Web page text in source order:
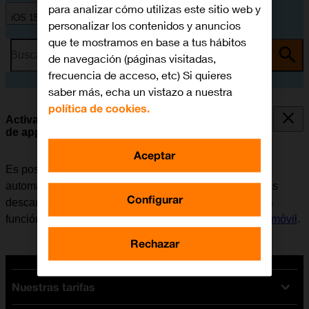
iOS 15.0
Busca por problema o tema
Activar o desactivar la sincronización automática
de apps y del contenido de las apps
Es posible configurar el móvil para que descargue
automáticamente apps y contendido de apps que hayas
descargado en otros dispositivos. Para poder utilizar la
función, es necesarioactivar la Cuenta de Apple en el móvil .
Nuestras tarifas
para analizar cómo utilizas este sitio web y
personalizar los contenidos y anuncios
que te mostramos en base a tus hábitos
de navegación (páginas visitadas,
frecuencia de acceso, etc) Si quieres
saber más, echa un vistazo a nuestra
política de cookies.
Configurar
Rechazar
Aceptar